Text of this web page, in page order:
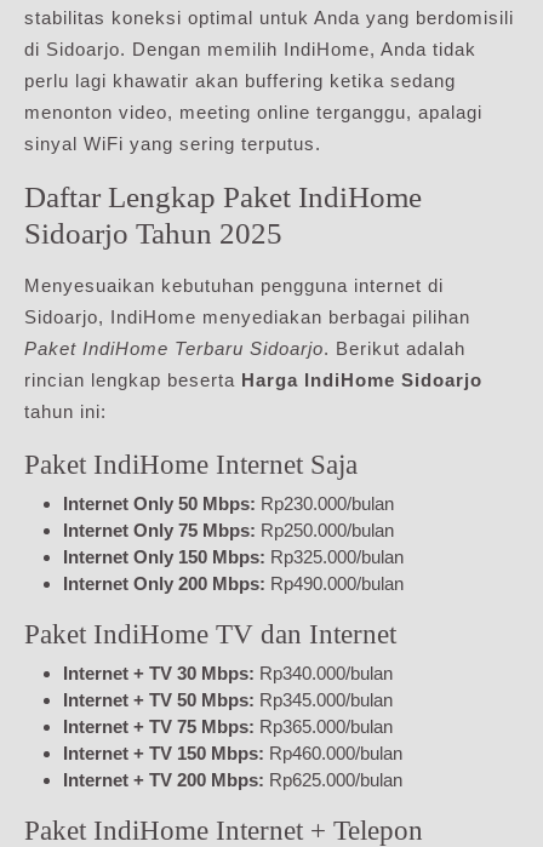
stabilitas koneksi optimal untuk Anda yang berdomisili
di Sidoarjo. Dengan memilih IndiHome, Anda tidak
perlu lagi khawatir akan buffering ketika sedang
menonton video, meeting online terganggu, apalagi
sinyal WiFi yang sering terputus.
Daftar Lengkap Paket IndiHome
Sidoarjo Tahun 2025
Menyesuaikan kebutuhan pengguna internet di
Sidoarjo, IndiHome menyediakan berbagai pilihan
Paket IndiHome Terbaru Sidoarjo. Berikut adalah
rincian lengkap beserta Harga IndiHome Sidoarjo
tahun ini:
Paket IndiHome Internet Saja
Internet Only 50 Mbps: Rp230.000/bulan
Internet Only 75 Mbps: Rp250.000/bulan
Internet Only 150 Mbps: Rp325.000/bulan
Internet Only 200 Mbps: Rp490.000/bulan
Paket IndiHome TV dan Internet
Internet + TV 30 Mbps: Rp340.000/bulan
Internet + TV 50 Mbps: Rp345.000/bulan
Internet + TV 75 Mbps: Rp365.000/bulan
Internet + TV 150 Mbps: Rp460.000/bulan
Internet + TV 200 Mbps: Rp625.000/bulan
Paket IndiHome Internet + Telepon